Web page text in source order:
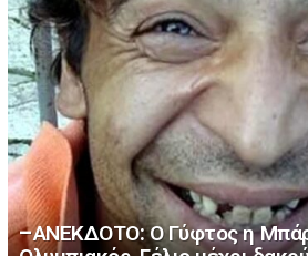
–ΑΝΕΚΔΟΤΟ: Ο Γύφτος η